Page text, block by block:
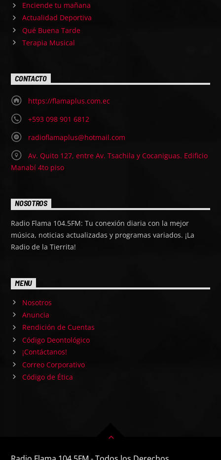
Enciende tu mañana
Actualidad Deportiva
Qué Buena Tarde
Terapia Musical
CONTACTO
https://flamaplus.com.ec
+593 098 901 6812
radioflamaplus@hotmail.com
Av. Quito 127, entre Av. Tsachila y Cocaniguas. Edificio
Manabí 4to piso
NOSOTROS
Radio Flama 104.5FM: Tu conexión diaria con la mejor
música, noticias actualizadas y programas variados. ¡La
Radio de la Tierrita!
MENU
Nosotros
Anuncia
Rendición de Cuentas
Código Deontológico
¡Contáctanos!
Correo Corporativo
Código de Ética